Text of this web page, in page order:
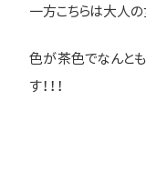
一方こちらは大人の
色が茶色でなんと
す！！！